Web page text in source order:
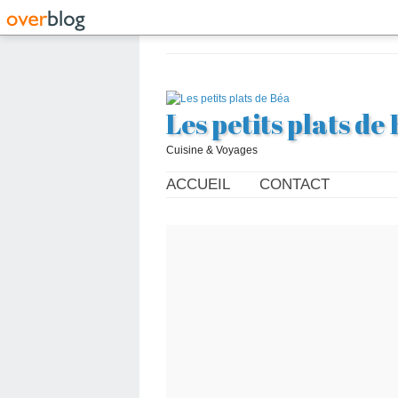
Les petits plats de
Cuisine & Voyages
ACCUEIL CONTACT